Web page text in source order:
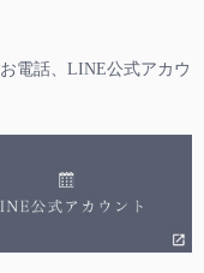
お電話、LINE公式アカウ